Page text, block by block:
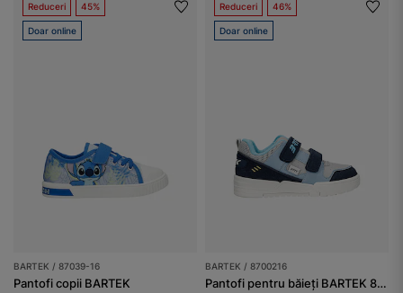
Reduceri 45%
Doar online
BARTEK / 87039-16
Pantofi copii BARTEK
Reduceri 46%
Doar online
BARTEK / 8700216
Pantofi pentru băieți BARTEK 87002-16, albastru-bleumarin